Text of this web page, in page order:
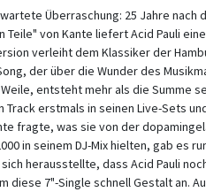
Überraschung: 25 Jahre nach
Teile" von Kante liefert Acid Pauli
verleiht dem Klassiker der
der über die Wunder des
entsteht mehr als die Summe
erstmals in seinen Live-Sets
fragte, was sie von der
in seinem DJ-Mix hielten, gab es
herausstellte, dass Acid Pauli
diese 7"-Single schnell Gestalt an.